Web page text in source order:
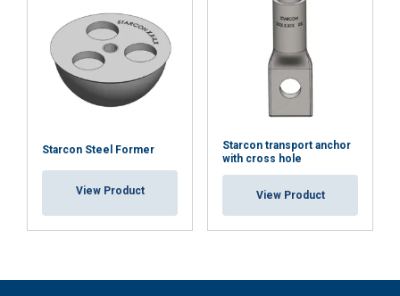
Starcon Steel Former
View Product
Starcon transport anchor
with cross hole
View Product